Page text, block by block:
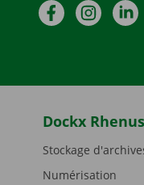
Facebook
Dockx
Stockage
Numérisation